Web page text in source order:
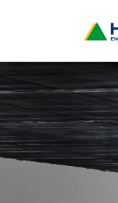
현
건
설
H
Y
U